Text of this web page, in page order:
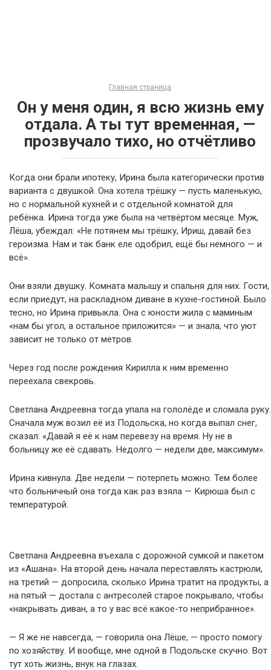
Главная страница
Он у меня один, я всю жизнь ему
отдала. А ты тут временная, —
прозвучало тихо, но отчётливо
Когда они брали ипотеку, Ирина была категорически против
варианта с двушкой. Она хотела трёшку — пусть маленькую,
но с нормальной кухней и с отдельной комнатой для
ребёнка. Ирина тогда уже была на четвёртом месяце. Муж,
Лёша, убеждал: «Не потянем мы трёшку, Ириш, давай без
героизма. Нам и так банк еле одобрил, ещё бы немного — и
всё».
Они взяли двушку. Комната малышу и спальня для них. Гости,
если приедут, на раскладном диване в кухне-гостиной. Было
тесно, но Ирина привыкла. Она с юности жила с маминым
«нам бы угол, а остальное приложится» — и знала, что уют
зависит не только от метров.
Через год после рождения Кирилла к ним временно
переехала свекровь.
Светлана Андреевна тогда упала на гололёде и сломала руку.
Сначала муж возил её из Подольска, но когда выпал снег,
сказал: «Давай я её к нам перевезу на время. Ну не в
больницу же её сдавать. Недолго — недели две, максимум».
Ирина кивнула. Две недели — потерпеть можно. Тем более
что больничный она тогда как раз взяла — Кирюша был с
температурой.
Светлана Андреевна въехала с дорожной сумкой и пакетом
из «Ашана». На второй день начала переставлять кастрюли,
на третий — допросила, сколько Ирина тратит на продукты, а
на пятый — достала с антресолей старое покрывало, чтобы
«накрывать диван, а то у вас всё какое-то неприбранное».
— Я же не навсегда, — говорила она Лёше, — просто помогу
по хозяйству. И вообще, мне одной в Подольске скучно. Вот
тут хоть жизнь, внук на глазах.